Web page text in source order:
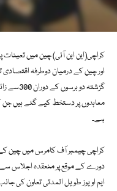
کراچی(این این آئی) چین میں
اور چین کے درمیان دوطرفہ
گزشتہ دو
ہے۔
دورے کے موقع پر منعقدہ اجلاس
ایم او یوز طویل المدتی تعاون کی